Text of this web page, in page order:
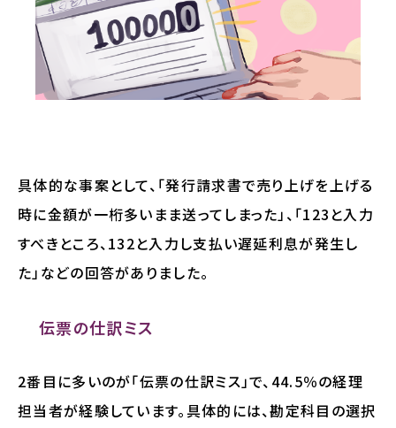
具体的な事案として、「発行請求書で売り上げを上げる
時に金額が一桁多いまま送ってしまった」、「123と入力
すべきところ、132と入力し支払い遅延利息が発生し
た」などの回答がありました。
伝票の仕訳ミス
2番目に多いのが「伝票の仕訳ミス」で、44.5％の経理
担当者が経験しています。具体的には、勘定科目の選択